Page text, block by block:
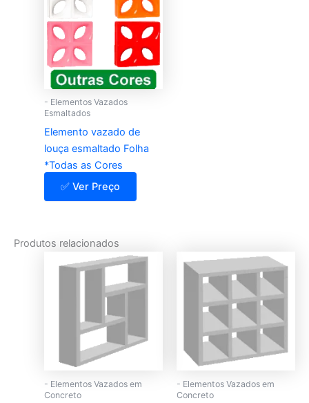
- Elementos Vazados
Esmaltados
Elemento vazado de
louça esmaltado Folha
*Todas as Cores
✅ Ver Preço
Produtos relacionados
- Elementos Vazados em
Concreto
- Elementos Vazados em
Concreto